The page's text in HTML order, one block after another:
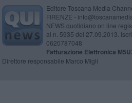
Editore Toscana Media
FIRENZE -
NEWS quotidiano on line
al n. 5935 del 27.09.2013.
0620787048
Fatturazione Elettronica
Direttore responsabile Marco Migli